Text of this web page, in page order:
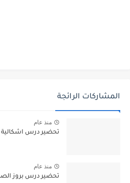
المشاركات الرائجة
منذ عام
تحضير درس اشكالية
منذ عام
تحضير درس بروز